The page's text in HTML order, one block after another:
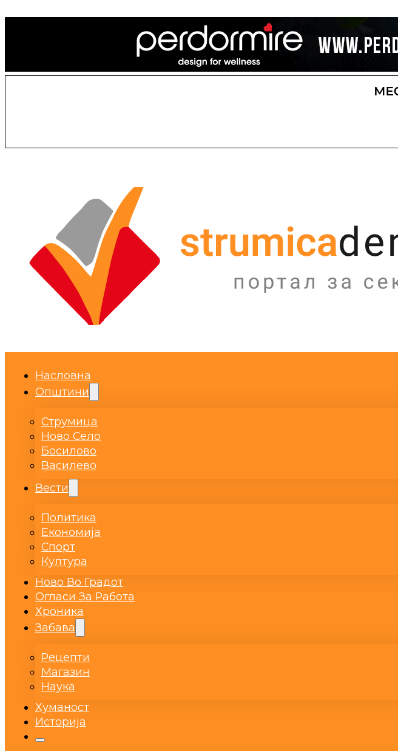
Насловна
Општини
Струмица
Ново Село
Босилово
Василево
Вести
Политика
Економија
Спорт
Култура
Ново Во Градот
Огласи За Работа
Хроника
Забава
Рецепти
Магазин
Наука
Хуманост
Историја